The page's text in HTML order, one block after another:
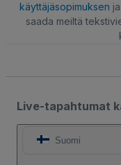
käyttäjäsopimuksen
saada meiltä
Live-tapahtumat
Suomi